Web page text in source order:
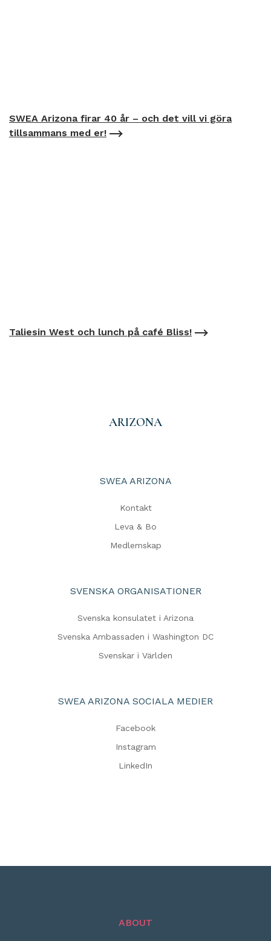
SWEA Arizona firar 40 år – och det vill vi göra
tillsammans med er!
Taliesin West och lunch på café Bliss!
ARIZONA
SWEA ARIZONA
Kontakt
Leva & Bo
Medlemskap
SVENSKA ORGANISATIONER
Svenska konsulatet i Arizona
Svenska Ambassaden i Washington DC
Svenskar i Världen
SWEA ARIZONA SOCIALA MEDIER
Facebook
Instagram
LinkedIn
ABOUT